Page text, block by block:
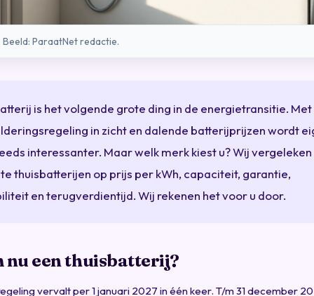
ParaatNet redactie.
is het volgende grote ding in de energietransitie.
in zicht en dalende batterijprijzen wordt
interessanter. Maar welk merk kiest u? Wij
thuisbatterijen op prijs per kWh, capaciteit, garantie,
en terugverdientijd. Wij rekenen het voor u door.
nu een thuisbatterij?
vervalt per 1 januari 2027 in één keer. T/m 31 december